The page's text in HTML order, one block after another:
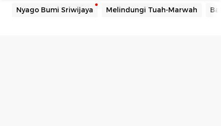
Nyago Bumi Sriwijaya Melindungi Tuah-Marwah